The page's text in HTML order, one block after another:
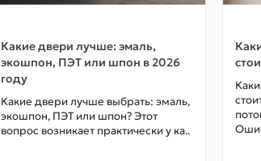
Какие двери лучше: эмаль,
экошпон, ПЭТ или шпон в 2026
году
Какие двери лучше выбрать: эмаль,
экошпон, ПЭТ или шпон? Этот
вопрос возникает практически у ка..